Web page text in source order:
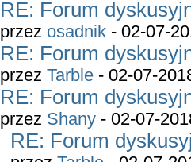
RE: Forum
przez osadnik - 02-07-
RE: Forum
przez Tarble - 02-07-
RE: Forum
przez Shany - 02-07-
RE: Forum